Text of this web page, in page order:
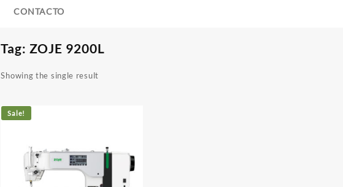
CONTACTO
Tag:ZOJE 9200L
Showing the single result
Sale!